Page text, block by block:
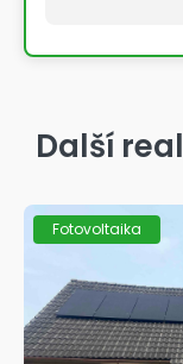
Další
Fotovoltaika